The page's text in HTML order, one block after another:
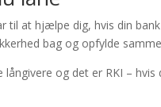
til at hjælpe dig, hvis din
bag og opfylde
og det er RKI –